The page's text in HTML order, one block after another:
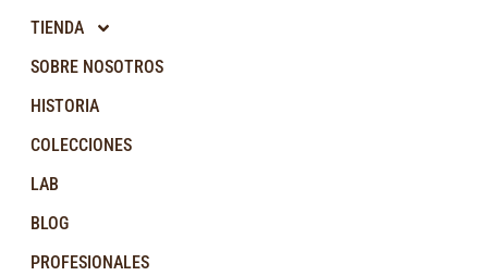
TIENDA
SOBRE NOSOTROS
HISTORIA
COLECCIONES
LAB
BLOG
PROFESIONALES